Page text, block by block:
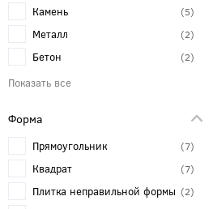
Камень 5
Металл 2
Бетон 2
Терраццо
Каррара
Калакатта 1
Ткань 1
Кварцит 1
Форма
Прямоугольник 7
Квадрат 7
Плитка неправильной формы 2